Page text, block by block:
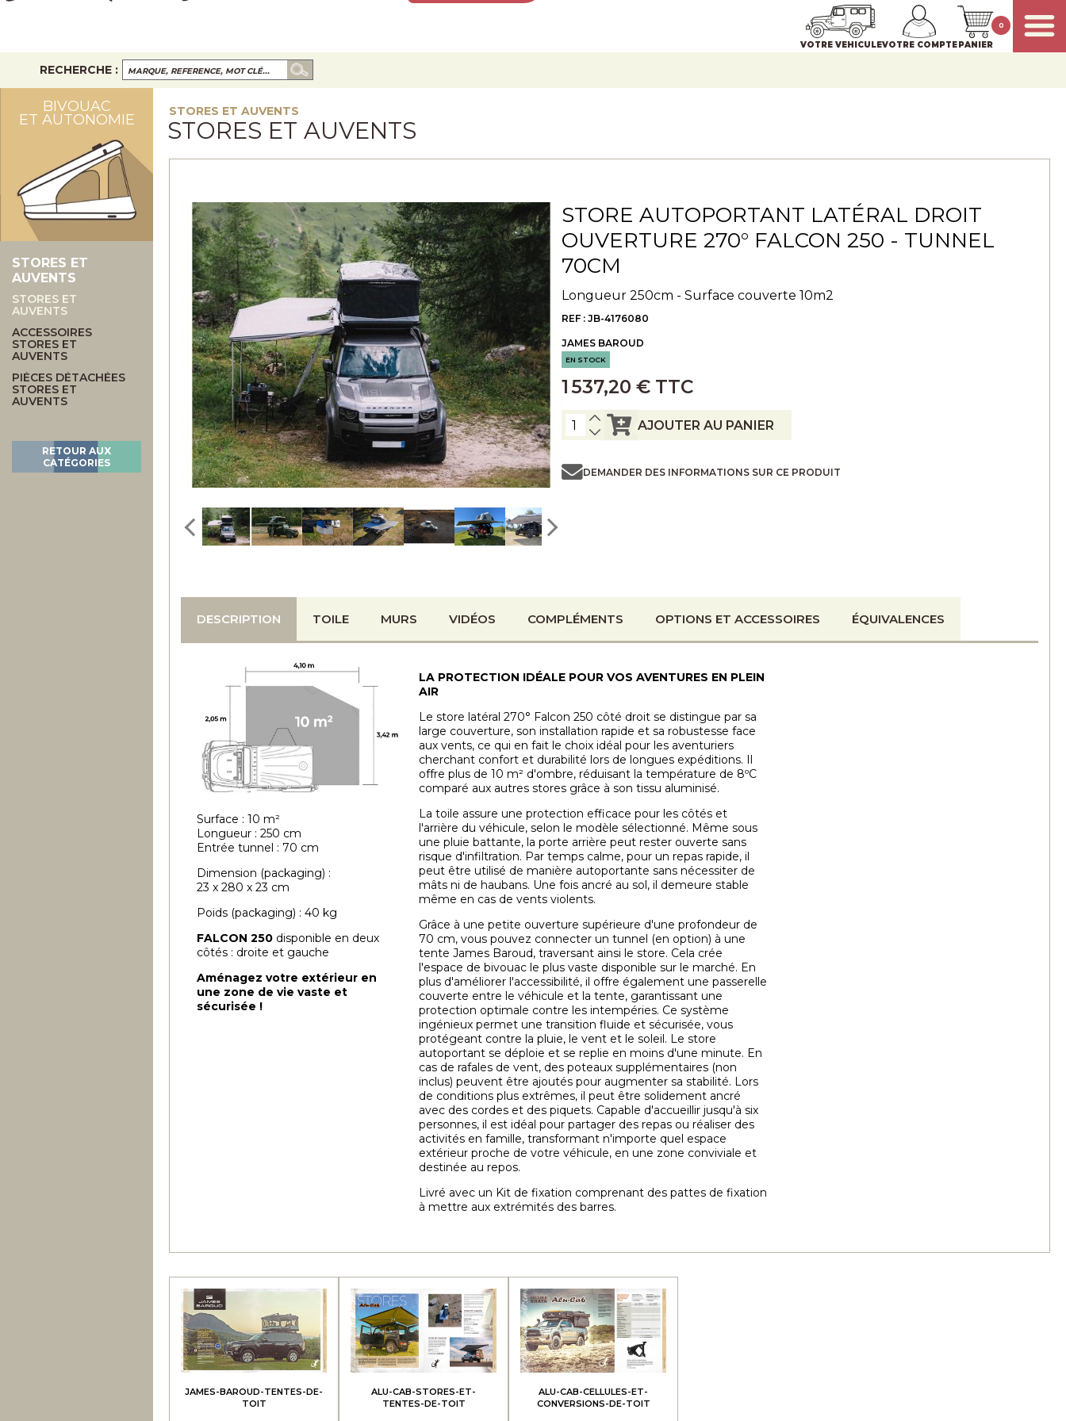
VOTRE VEHICULEVOTRE COMPTEPANIER
0
RECHERCHE :
BIVOUAC
ET AUTONOMIE
STORES ET
AUVENTS
STORES ET
AUVENTS
ACCESSOIRES
STORES ET
AUVENTS
PIÈCES DÉTACHÉES
STORES ET
AUVENTS
RETOUR AUX
CATÉGORIES
STORES ET AUVENTS
STORES ET AUVENTS
STORE AUTOPORTANT LATÉRAL DROIT
OUVERTURE 270° FALCON 250 - TUNNEL
70CM
Longueur 250cm - Surface couverte 10m2
REF : JB-4176080
JAMES BAROUD
EN STOCK
1 537,20 € TTC
AJOUTER AU PANIER
DEMANDER DES INFORMATIONS SUR CE PRODUIT
DESCRIPTION TOILE MURS VIDÉOS COMPLÉMENTS OPTIONS ET ACCESSOIRES ÉQUIVALENCES
Surface : 10 m²
Longueur : 250 cm
Entrée tunnel : 70 cm
Dimension (packaging) :
23 x 280 x 23 cm
Poids (packaging) : 40 kg
FALCON 250 disponible en deux
côtés : droite et gauche
Aménagez votre extérieur en
une zone de vie vaste et
sécurisée !
LA PROTECTION IDÉALE POUR VOS AVENTURES EN PLEIN
AIR
Le store latéral 270° Falcon 250 côté droit se distingue par sa
large couverture, son installation rapide et sa robustesse face
aux vents, ce qui en fait le choix idéal pour les aventuriers
cherchant confort et durabilité lors de longues expéditions. Il
offre plus de 10 m² d'ombre, réduisant la température de 8ºC
comparé aux autres stores grâce à son tissu aluminisé.
La toile assure une protection efficace pour les côtés et
l'arrière du véhicule, selon le modèle sélectionné. Même sous
une pluie battante, la porte arrière peut rester ouverte sans
risque d'infiltration. Par temps calme, pour un repas rapide, il
peut être utilisé de manière autoportante sans nécessiter de
mâts ni de haubans. Une fois ancré au sol, il demeure stable
même en cas de vents violents.
Grâce à une petite ouverture supérieure d'une profondeur de
70 cm, vous pouvez connecter un tunnel (en option) à une
tente James Baroud, traversant ainsi le store. Cela crée
l'espace de bivouac le plus vaste disponible sur le marché. En
plus d'améliorer l'accessibilité, il offre également une passerelle
couverte entre le véhicule et la tente, garantissant une
protection optimale contre les intempéries. Ce système
ingénieux permet une transition fluide et sécurisée, vous
protégeant contre la pluie, le vent et le soleil. Le store
autoportant se déploie et se replie en moins d'une minute. En
cas de rafales de vent, des poteaux supplémentaires (non
inclus) peuvent être ajoutés pour augmenter sa stabilité. Lors
de conditions plus extrêmes, il peut être solidement ancré
avec des cordes et des piquets. Capable d'accueillir jusqu'à six
personnes, il est idéal pour partager des repas ou réaliser des
activités en famille, transformant n'importe quel espace
extérieur proche de votre véhicule, en une zone conviviale et
destinée au repos.
Livré avec un Kit de fixation comprenant des pattes de fixation
à mettre aux extrémités des barres.
JAMES-BAROUD-TENTES-DE-
TOIT
ALU-CAB-STORES-ET-
TENTES-DE-TOIT
ALU-CAB-CELLULES-ET-
CONVERSIONS-DE-TOIT